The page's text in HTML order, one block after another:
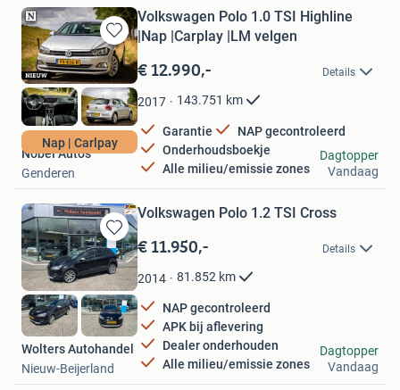
Bewaren
in
Mijn
Favorieten
Nap | Carlpay
Volkswagen Polo 1.0 TSI Highline
|Nap |Carplay |LM velgen
€ 12.990,- Details
2017 143.751 km
Garantie
NAP gecontroleerd
Onderhoudsboekje
Alle milieu/emissie zones
Nobel Auto's
Genderen
Dagtopper
Vandaag
Bewaren
in
Mijn
Favorieten
Volkswagen Polo 1.2 TSI Cross
€ 11.950,- Details
2014 81.852 km
NAP gecontroleerd
APK bij aflevering
Dealer onderhouden
Alle milieu/emissie zones
Wolters Autohandel
Nieuw-Beijerland
Dagtopper
Vandaag